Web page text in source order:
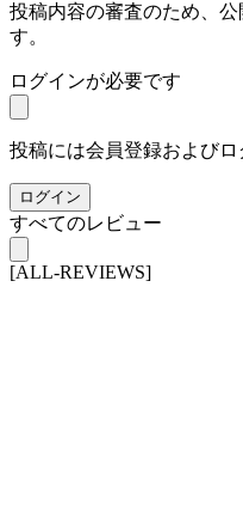
投稿内容の審査のため、
す。
ログインが必要です
投稿には会員登録および
ログイン
すべてのレビュー
[ALL-REVIEWS]